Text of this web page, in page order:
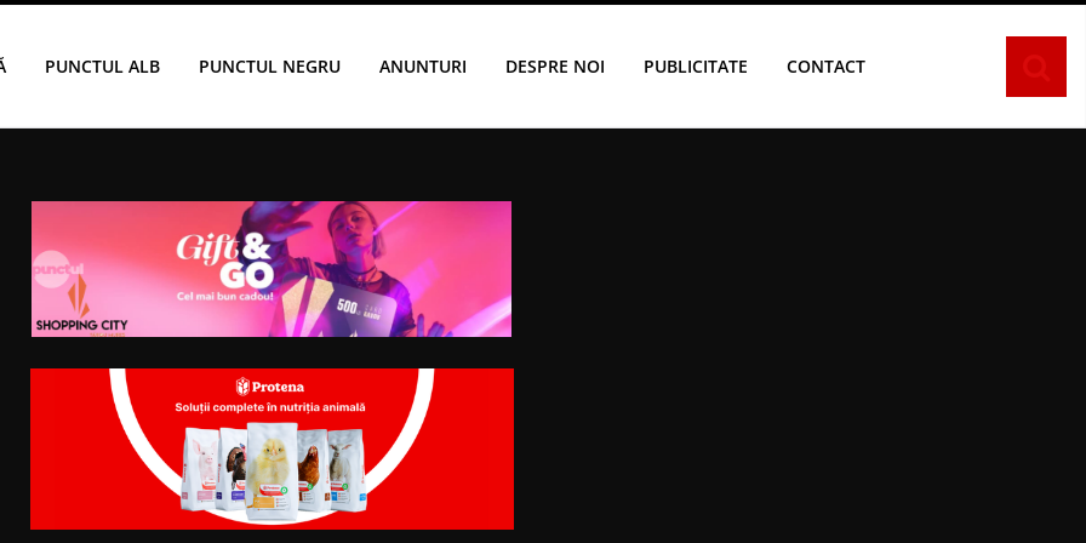
PUNCTUL ALB PUNCTUL NEGRU ANUNTURI DESPRE NOI PUBLICITATE CONTACT